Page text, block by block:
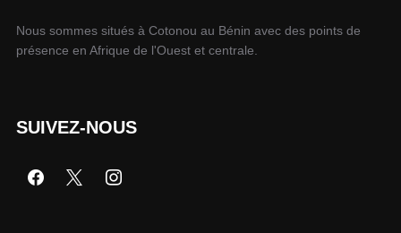
Nous sommes situés à Cotonou au Bénin avec des points de
présence en Afrique de l'Ouest et centrale.
SUIVEZ-NOUS